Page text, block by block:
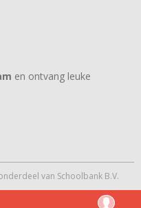
en ontvang leuke
van Schoolbank B.V.